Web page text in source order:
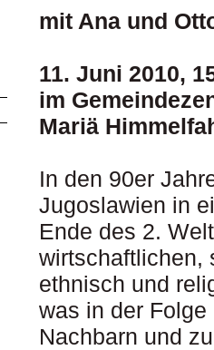
mit Ana und
11. Juni 2010,
im
Mariä
In den 90er
Jugoslawien in
Ende des 2.
wirtschaftlichen,
ethnisch und
was in der
Nachbarn und